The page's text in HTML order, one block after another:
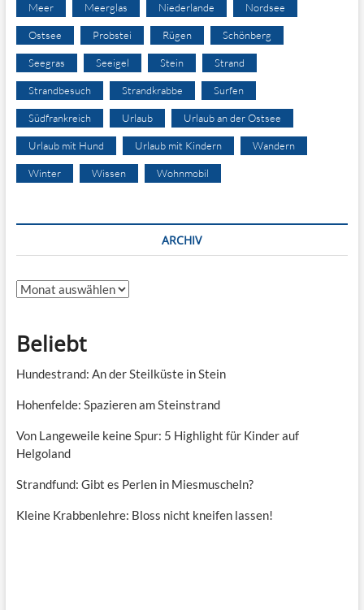
Meer Meerglas Niederlande Nordsee
Ostsee Probstei Rügen Schönberg
Seegras Seeigel Stein Strand
Strandbesuch Strandkrabbe Surfen
Südfrankreich Urlaub Urlaub an der Ostsee
Urlaub mit Hund Urlaub mit Kindern Wandern
Winter Wissen Wohnmobil
ARCHIV
Archiv
Beliebt
Hundestrand: An der Steilküste in Stein
Hohenfelde: Spazieren am Steinstrand
Von Langeweile keine Spur: 5 Highlight für Kinder auf
Helgoland
Strandfund: Gibt es Perlen in Miesmuscheln?
Kleine Krabbenlehre: Bloss nicht kneifen lassen!